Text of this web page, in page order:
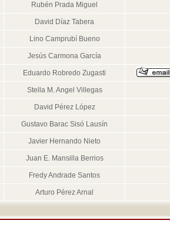
Rubén Prada Miguel
David Díaz Tabera
Lino Camprubí Bueno
Jesús Carmona García
Eduardo Robredo Zugasti
Stella M. Angel Villegas
David Pérez López
Gustavo Barac Sisó Lausín
Javier Hernando Nieto
Juan E. Mansilla Berrios
Fredy Andrade Santos
Arturo Pérez Arnal